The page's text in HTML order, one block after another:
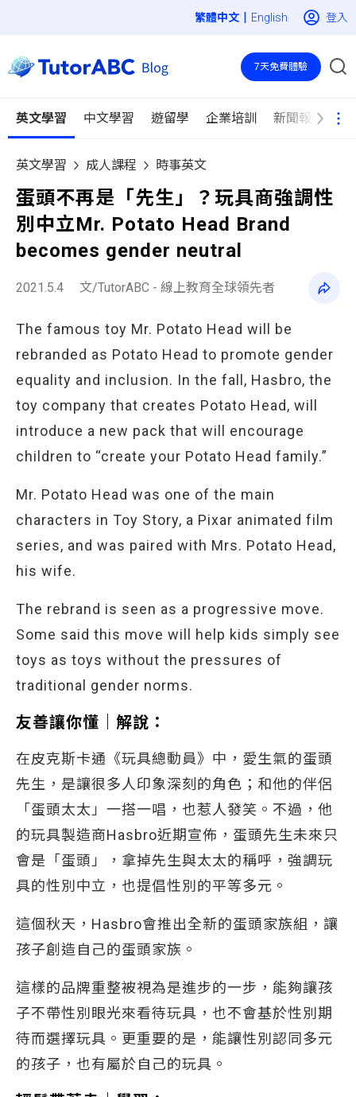
| English 登入
英文學習 中文學習 遊留學 企業培訓 新聞報導
7天免費體驗
英文學習 成人課程 時事英文
蛋頭不再是「先生」？玩具商強調性
別中立Mr. Potato Head Brand
becomes gender neutral
2021.5.4 文/TutorABC - 線上教育全球領先者
The famous toy Mr. Potato Head will be
rebranded as Potato Head to promote gender
equality and inclusion. In the fall, Hasbro, the
toy company that creates Potato Head, will
introduce a new pack that will encourage
children to “create your Potato Head family.”
Mr. Potato Head was one of the main
characters in Toy Story, a Pixar animated film
series, and was paired with Mrs. Potato Head,
his wife.
The rebrand is seen as a progressive move.
Some said this move will help kids simply see
toys as toys without the pressures of
traditional gender norms.
友善讓你懂｜解說：
在皮克斯卡通《玩具總動員》中，愛生氣的蛋頭
先生，是讓很多人印象深刻的角色；和他的伴侶
「蛋頭太太」一搭一唱，也惹人發笑。不過，他
的玩具製造商Hasbro近期宣佈，蛋頭先生未來只
會是「蛋頭」，拿掉先生與太太的稱呼，強調玩
具的性別中立，也提倡性別的平等多元。
這個秋天，Hasbro會推出全新的蛋頭家族組，讓
孩子創造自己的蛋頭家族。
這樣的品牌重整被視為是進步的一步，能夠讓孩
子不帶性別眼光來看待玩具，也不會基於性別期
待而選擇玩具。更重要的是，能讓性別認同多元
的孩子，也有屬於自己的玩具。